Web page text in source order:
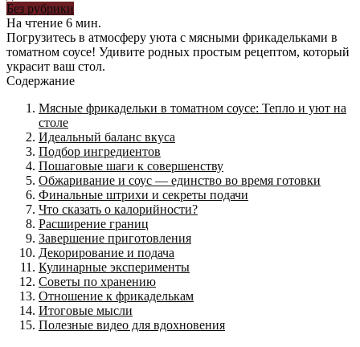
Без рубрики
На чтение 6 мин.
Погрузитесь в атмосферу уюта с мясными фрикадельками в
томатном соусе! Удивите родных простым рецептом, который
украсит ваш стол.
Содержание
Мясные фрикадельки в томатном соусе: Тепло и уют на
столе
Идеальный баланс вкуса
Подбор ингредиентов
Пошаговые шаги к совершенству
Обжаривание и соус — единство во время готовки
Финальные штрихи и секреты подачи
Что сказать о калорийности?
Расширение границ
Завершение приготовления
Декорирование и подача
Кулинарные эксперименты
Советы по хранению
Отношение к фрикаделькам
Итоговые мысли
Полезные видео для вдохновения